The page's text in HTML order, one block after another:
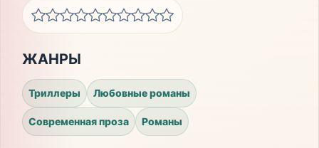
ЖАНРЫ
Триллеры Любовные романы
Современная проза Романы